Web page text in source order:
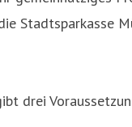
Stadtsparkasse
drei